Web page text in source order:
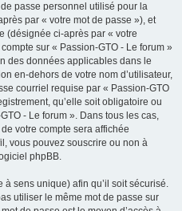
passe personnel utilisé pour la
par « votre mot de passe »), et
(désignée ci-après par « votre
sur « Passion-GTO - Le forum »
des données applicables dans le
en-dehors de votre nom d’utilisateur,
courriel requise par « Passion-GTO
qu’elle soit obligatoire ou
- Le forum ». Dans tous les cas,
votre compte sera affichée
vous pouvez souscrire ou non à
phpBB.
sens unique) afin qu’il soit sécurisé.
utiliser le même mot de passe sur